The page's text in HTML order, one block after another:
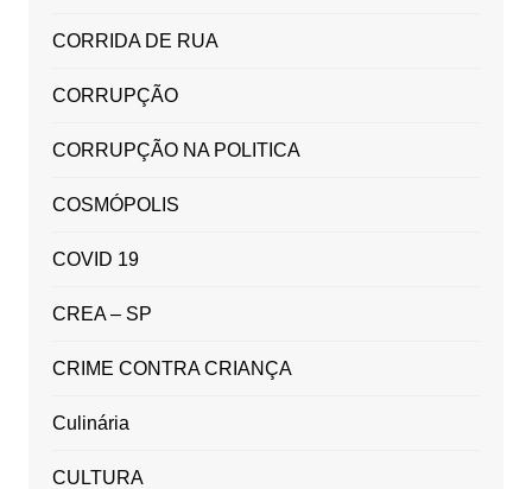
CORRIDA DE RUA
CORRUPÇÃO
CORRUPÇÃO NA POLITICA
COSMÓPOLIS
COVID 19
CREA – SP
CRIME CONTRA CRIANÇA
Culinária
CULTURA